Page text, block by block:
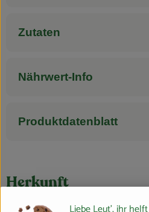
Zutaten
Nährwert-Info
Produktdatenblatt
Herkunft